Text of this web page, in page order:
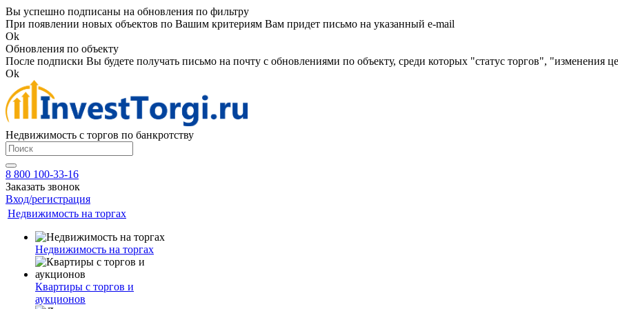
Вы успешно подписаны на обновления по фильтру
При появлении новых объектов по Вашим критериям Вам придет письмо на указанный e-mail
Ok
Обновления по объекту
После подписки Вы будете получать письмо на почту с обновлениями по объекту, среди которых "статус торгов", "изменения
Ok
Недвижимость с торгов по банкротству
8 800 100-33-16
Заказать звонок
Вход/регистрация
Недвижимость на торгах
Недвижимость на торгах
Квартиры с торгов и
аукционов